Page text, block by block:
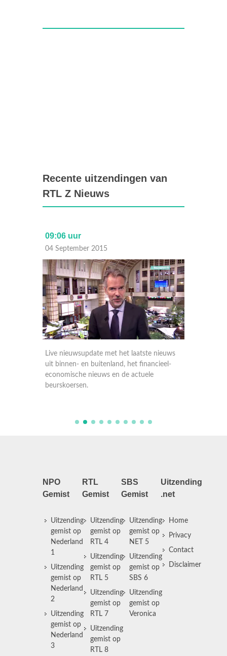
Recente uitzendingen van
RTL Z Nieuws
09:06 uur
04 September 2015
Live nieuwsupdate met het laatste nieuws
uit binnen- en buitenland, het financieel-
economische nieuws en de actuele
beurskoersen.
NPO
Gemist
Uitzending
gemist op
Nederland
1
Uitzending
gemist op
Nederland
2
Uitzending
gemist op
Nederland
3
RTL
Gemist
Uitzending
gemist op
RTL 4
Uitzending
gemist op
RTL 5
Uitzending
gemist op
RTL 7
Uitzending
gemist op
RTL 8
SBS
Gemist
Uitzending
gemist op
NET 5
Uitzending
gemist op
SBS 6
Uitzending
gemist op
Veronica
Uitzending
.net
Home
Privacy
Contact
Disclaimer